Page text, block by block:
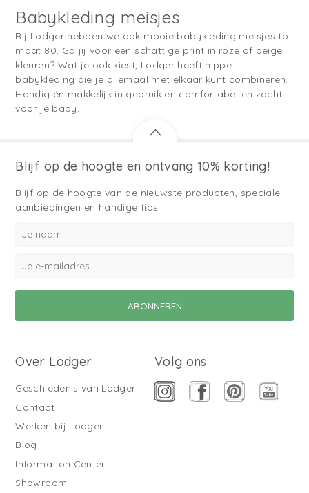
Babykleding meisjes
Bij Lodger hebben we ook mooie babykleding meisjes tot
maat 80. Ga jij voor een schattige print in roze of beige
kleuren? Wat je ook kiest, Lodger heeft hippe
babykleding die je allemaal met elkaar kunt combineren.
Handig én makkelijk in gebruik en comfortabel en zacht
voor je baby.
Blijf op de hoogte en ontvang 10% korting!
Blijf op de hoogte van de nieuwste producten, speciale
aanbiedingen en handige tips.
Over Lodger
Geschiedenis van Lodger
Contact
Werken bij Lodger
Blog
Information Center
Showroom
Volg ons